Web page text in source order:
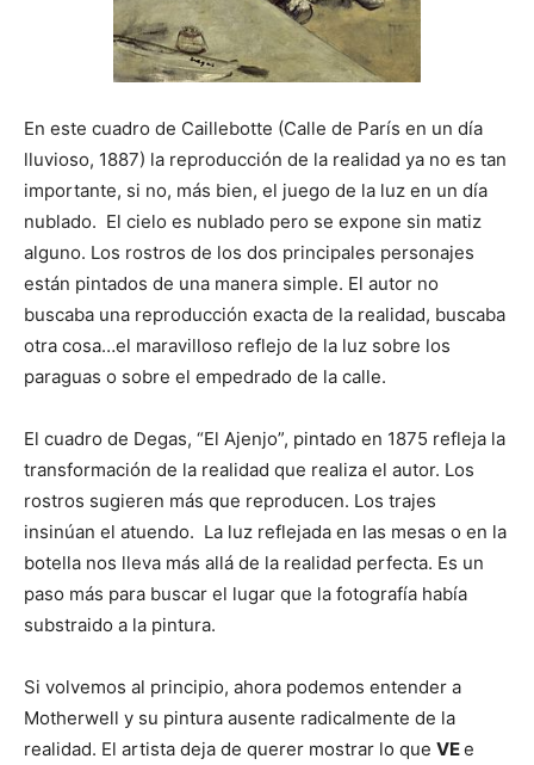
En este cuadro de Caillebotte (Calle de París en un día
lluvioso, 1887) la reproducción de la realidad ya no es tan
importante, si no, más bien, el juego de la luz en un día
nublado. El cielo es nublado pero se expone sin matiz
alguno. Los rostros de los dos principales personajes
están pintados de una manera simple. El autor no
buscaba una reproducción exacta de la realidad, buscaba
otra cosa…el maravilloso reflejo de la luz sobre los
paraguas o sobre el empedrado de la calle.
El cuadro de Degas, “El Ajenjo”, pintado en 1875 refleja la
transformación de la realidad que realiza el autor. Los
rostros sugieren más que reproducen. Los trajes
insinúan el atuendo. La luz reflejada en las mesas o en la
botella nos lleva más allá de la realidad perfecta. Es un
paso más para buscar el lugar que la fotografía había
substraido a la pintura.
Si volvemos al principio, ahora podemos entender a
Motherwell y su pintura ausente radicalmente de la
realidad. El artista deja de querer mostrar lo que VEe